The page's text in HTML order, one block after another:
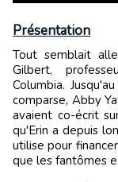
Présentation
Tout semblait aller pour le mieux dans la carrière d'Erin
Gilbert,
Columbia.
comparse, Abby
avaient co-écrit
qu'Erin a depuis
utilise pour
que les fantômes